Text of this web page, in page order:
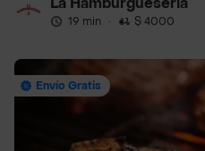
19 min · $ 4000
Envío Gratis